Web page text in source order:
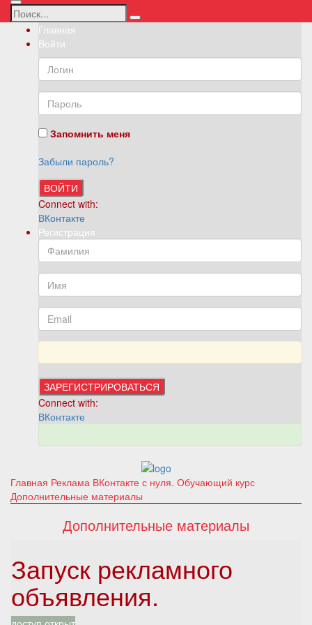
Главная
Войти
Запомнить меня
Забыли пароль?
ВОЙТИ
Connect with:
ВКонтакте
Регистрация
Connect with:
ВКонтакте
Главная Реклама ВКонтакте с нуля. Обучающий курс
Дополнительные материалы
Дополнительные материалы
Запуск рекламного
объявления.